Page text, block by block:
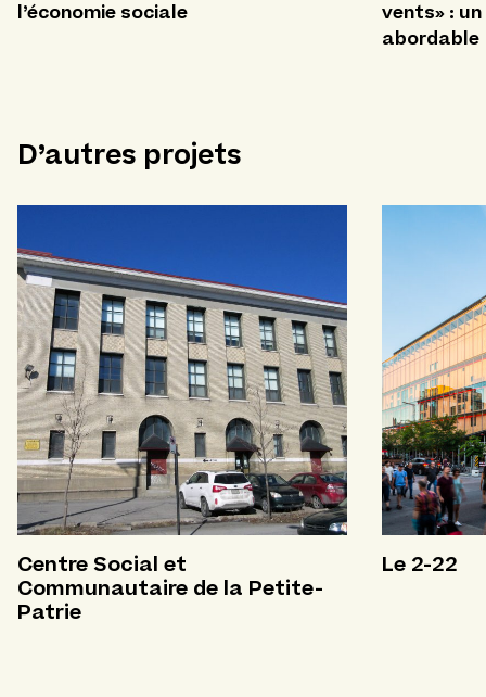
l’économie sociale
vents» :
abordable
D’autres projets
Centre Social et
Communautaire de la Petite-
Patrie
Le 2-22